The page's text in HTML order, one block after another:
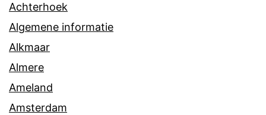
Achterhoek
Algemene informatie
Alkmaar
Almere
Ameland
Amsterdam